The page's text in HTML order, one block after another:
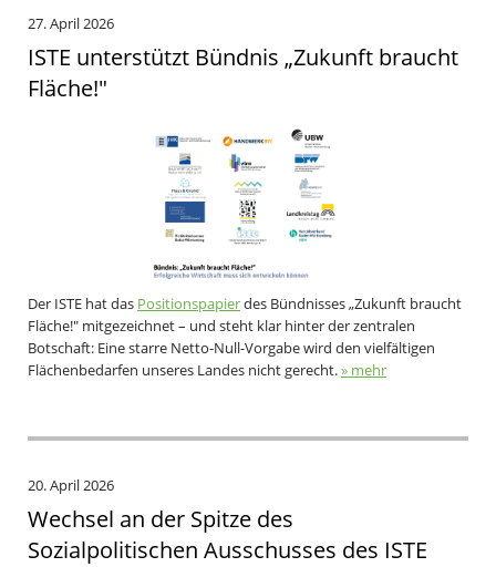
27. April 2026
ISTE unterstützt Bündnis „Zukunft braucht
Fläche!"
Der ISTE hat das Positionspapierdes Bündnisses „Zukunft braucht
Fläche!" mitgezeichnet – und steht klar hinter der zentralen
Botschaft: Eine starre Netto-Null-Vorgabe wird den vielfältigen
Flächenbedarfen unseres Landes nicht gerecht.» mehr
20. April 2026
Wechsel an der Spitze des
Sozialpolitischen Ausschusses des ISTE